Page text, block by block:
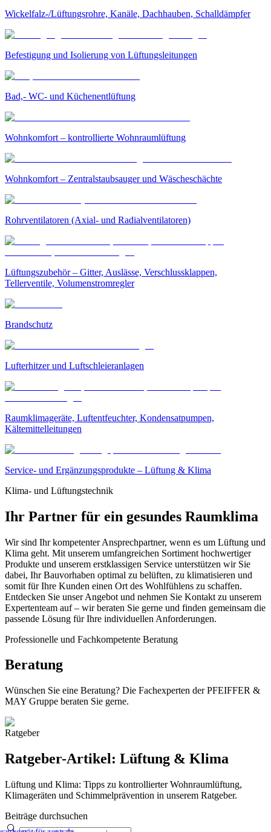
Wickelfalz-/Lüftungsrohre, Kanäle, Dachhauben, Schalldämpfer
Befestigung und Isolierung von Lüftungsleitungen
Bad,- WC- und Küchenentlüftung
Wohnkomfort – kontrollierte Wohnraumlüftung
Wohnkomfort – Zentralstaubsauger und Wäscheschächte
Rohrventilatoren (Axial- und Radialventilatoren)
Lüftungszubehör – Gitter, Auslässe, Verschlussklappen,
Tellerventile, Volumenstromregler
Brandschutz
Lufterhitzer und Luftschleieranlagen
Raumklimageräte, Luftentfeuchter, Kondensatpumpen,
Kältemittelleitungen
Service- und Ergänzungsprodukte – Lüftung & Klima
Klima- und Lüftungstechnik
Ihr Partner für ein gesundes Raumklima
Wir sind Ihr kompetenter Ansprechpartner, wenn es um Lüftung und
Klima geht. Mit unserem umfangreichen Sortiment hochwertiger
Produkte und unserem erstklassigen Service unterstützen wir Sie
dabei, Ihr Bauvorhaben optimal zu belüften, zu klimatisieren und
somit für Ihre Kunden einen Ort des Wohlfühlens zu schaffen.
Entdecken Sie unser Angebot und nehmen Sie Kontakt zu unserem
Expertenteam auf – wir beraten Sie gerne und finden gemeinsam die
passende Lösung für Ihre individuellen Anforderungen.
Professionelle und Fachkompetente Beratung
Beratung
Wünschen Sie eine Beratung? Die Fachexperten der PFEIFFER &
MAY Gruppe beraten Sie gerne.
Ratgeber
Ratgeber-Artikel: Lüftung & Klima
Lüftung und Klima: Tipps zu kontrollierter Wohnraumlüftung,
Klimageräten und Schimmelprävention in unserem Ratgeber.
Beiträge durchsuchen